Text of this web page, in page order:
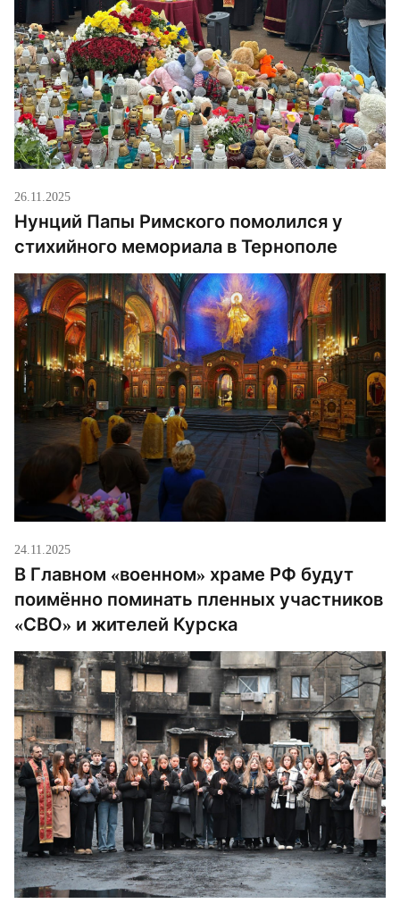
26.11.2025
Нунций Папы Римского помолился у
стихийного мемориала в Тернополе
24.11.2025
В Главном «военном» храме РФ будут
поимённо поминать пленных участников
«СВО» и жителей Курска